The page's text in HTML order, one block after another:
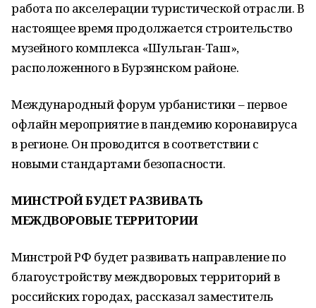
работа по акселерации туристической отрасли. В
настоящее время продолжается строительство
музейного комплекса «Шульган-Таш»,
расположенного в Бурзянском районе.
Международный форум урбанистики – первое
офлайн мероприятие в пандемию коронавируса
в регионе. Он проводится в соответствии с
новыми стандартами безопасности.
МИНСТРОЙ БУДЕТ РАЗВИВАТЬ
МЕЖДВОРОВЫЕ ТЕРРИТОРИИ
Минстрой РФ будет развивать направление по
благоустройству междворовых территорий в
российских городах, рассказал заместитель